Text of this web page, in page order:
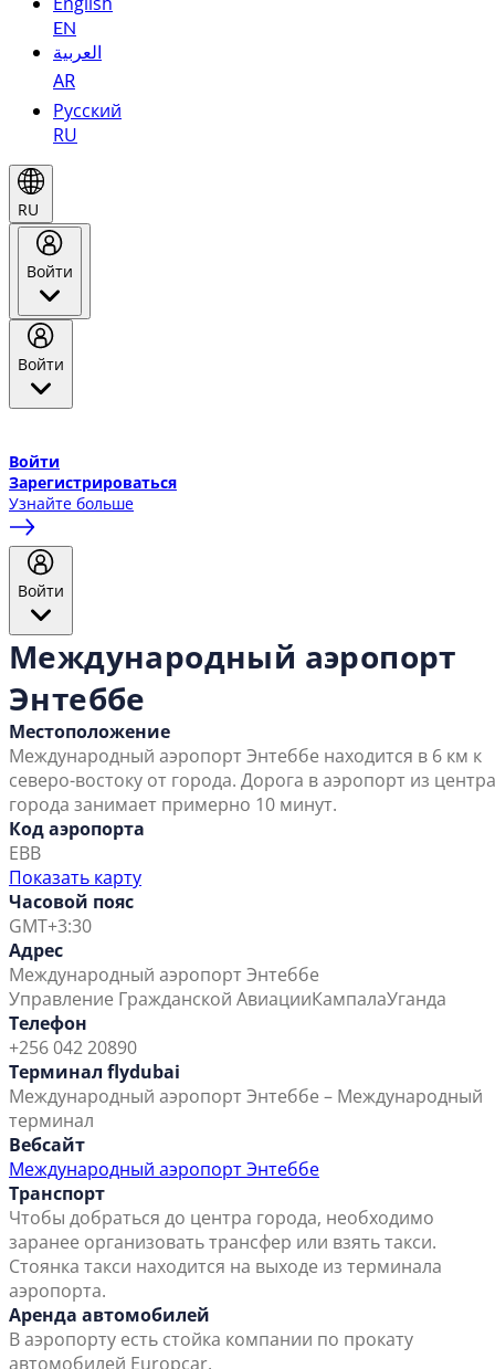
EN
العربية
AR
Русский
RU
RU
Войти
Войти
Войти
Зарегистрироваться
Узнайте больше
Войти
Международный аэропорт
Энтеббе
Местоположение
Международный аэропорт Энтеббе находится в 6 км к
северо-востоку от города. Дорога в аэропорт из центра
города занимает примерно 10 минут.
Код аэропорта
EBB
Показать карту
Часовой пояс
GMT+3:30
Адрес
Международный аэропорт Энтеббе
Управление Гражданской АвиацииКампалаУганда
Телефон
+256 042 20890
Терминал flydubai
Международный аэропорт Энтеббе – Международный
терминал
Вебсайт
Международный аэропорт Энтеббе
Транспорт
Чтобы добраться до центра города, необходимо
заранее организовать трансфер или взять такси.
Стоянка такси находится на выходе из терминала
аэропорта.
Аренда автомобилей
В аэропорту есть стойка компании по прокату
автомобилей Europcar.